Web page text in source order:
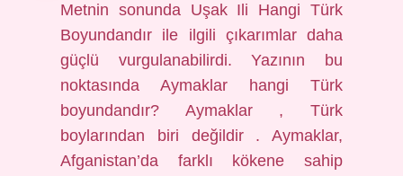
Metnin sonunda Uşak Ili Hangi Türk
Boyundandır ile ilgili çıkarımlar daha
güçlü vurgulanabilirdi. Yazının bu
noktasında Aymaklar hangi Türk
boyundandır? Aymaklar , Türk
boylarından biri değildir . Aymaklar,
Afganistan’da farklı kökene sahip